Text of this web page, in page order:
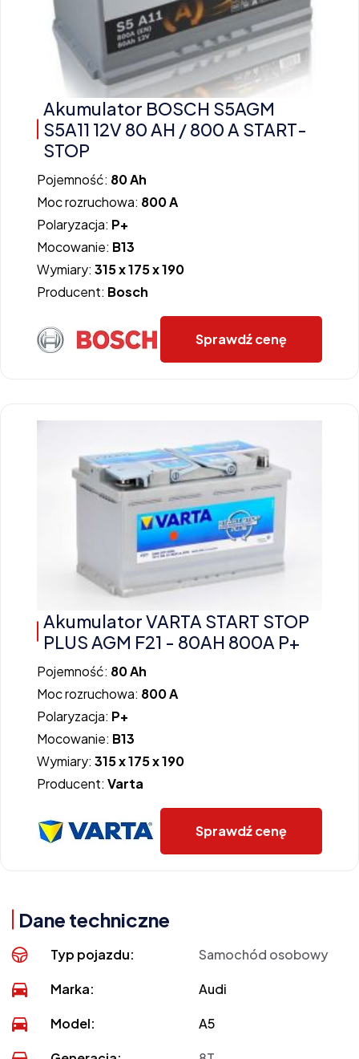
Akumulator BOSCH S5AGM
S5A11 12V 80 AH / 800 A START-
STOP
Pojemność: 80 Ah
Moc rozruchowa: 800 A
Polaryzacja: P+
Mocowanie: B13
Wymiary: 315 x 175 x 190
Producent: Bosch
Sprawdź cenę
Akumulator VARTA START STOP
PLUS AGM F21 - 80AH 800A P+
Pojemność: 80 Ah
Moc rozruchowa: 800 A
Polaryzacja: P+
Mocowanie: B13
Wymiary: 315 x 175 x 190
Producent: Varta
Sprawdź cenę
Dane techniczne
Typ pojazdu: Samochód osobowy
Marka: Audi
Model: A5